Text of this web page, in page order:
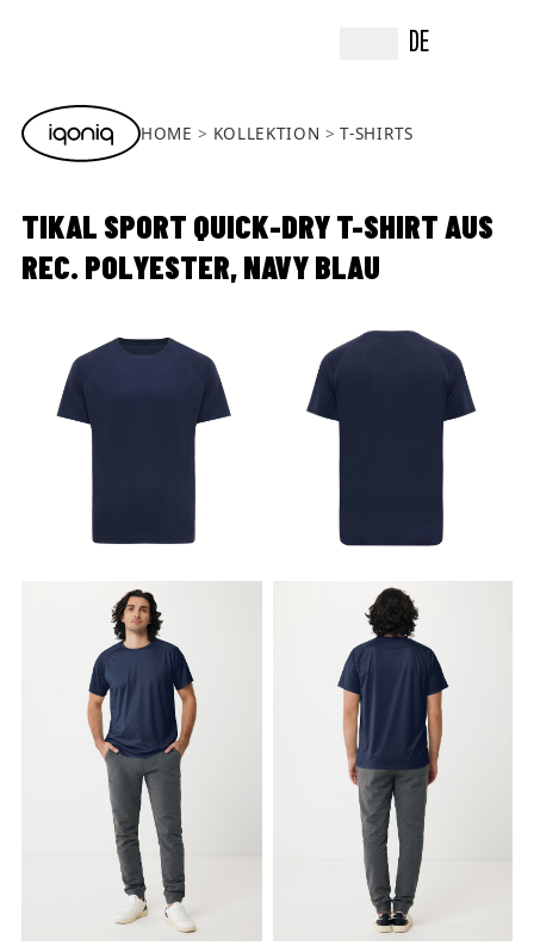
DE
HOME KOLLEKTION T-SHIRTS
TIKAL SPORT QUICK-DRY T-SHIRT AUS
REC. POLYESTER, NAVY BLAU